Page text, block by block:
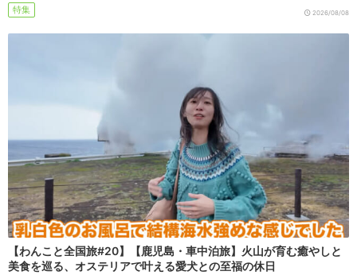
特集 2026/08/08
【わんこと全国旅#20】【鹿児島・車中泊旅】火山が育む癒やしと
美食を巡る、オステリアで叶える愛犬との至福の休日